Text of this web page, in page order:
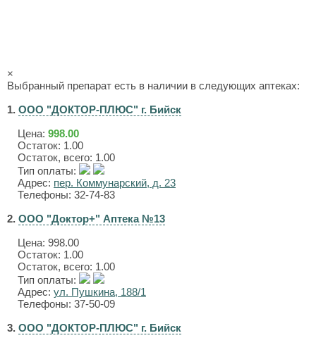
×
Выбранный препарат есть в наличии в следующих аптеках:
1. ООО "ДОКТОР-ПЛЮС" г. Бийск
Цена: 998.00
Остаток: 1.00
Остаток, всего: 1.00
Тип оплаты:
Адрес: пер. Коммунарский, д. 23
Телефоны: 32-74-83
2. ООО "Доктор+" Аптека №13
Цена: 998.00
Остаток: 1.00
Остаток, всего: 1.00
Тип оплаты:
Адрес: ул. Пушкина, 188/1
Телефоны: 37-50-09
3. ООО "ДОКТОР-ПЛЮС" г. Бийск